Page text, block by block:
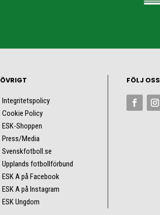
ÖVRIGT
Integritetspolicy
Cookie Policy
ESK-Shoppen
Press/Media
Svenskfotboll.se
Upplands fotbollförbund
ESK A på Facebook
ESK A på Instagram
ESK Ungdom
FÖLJ OSS